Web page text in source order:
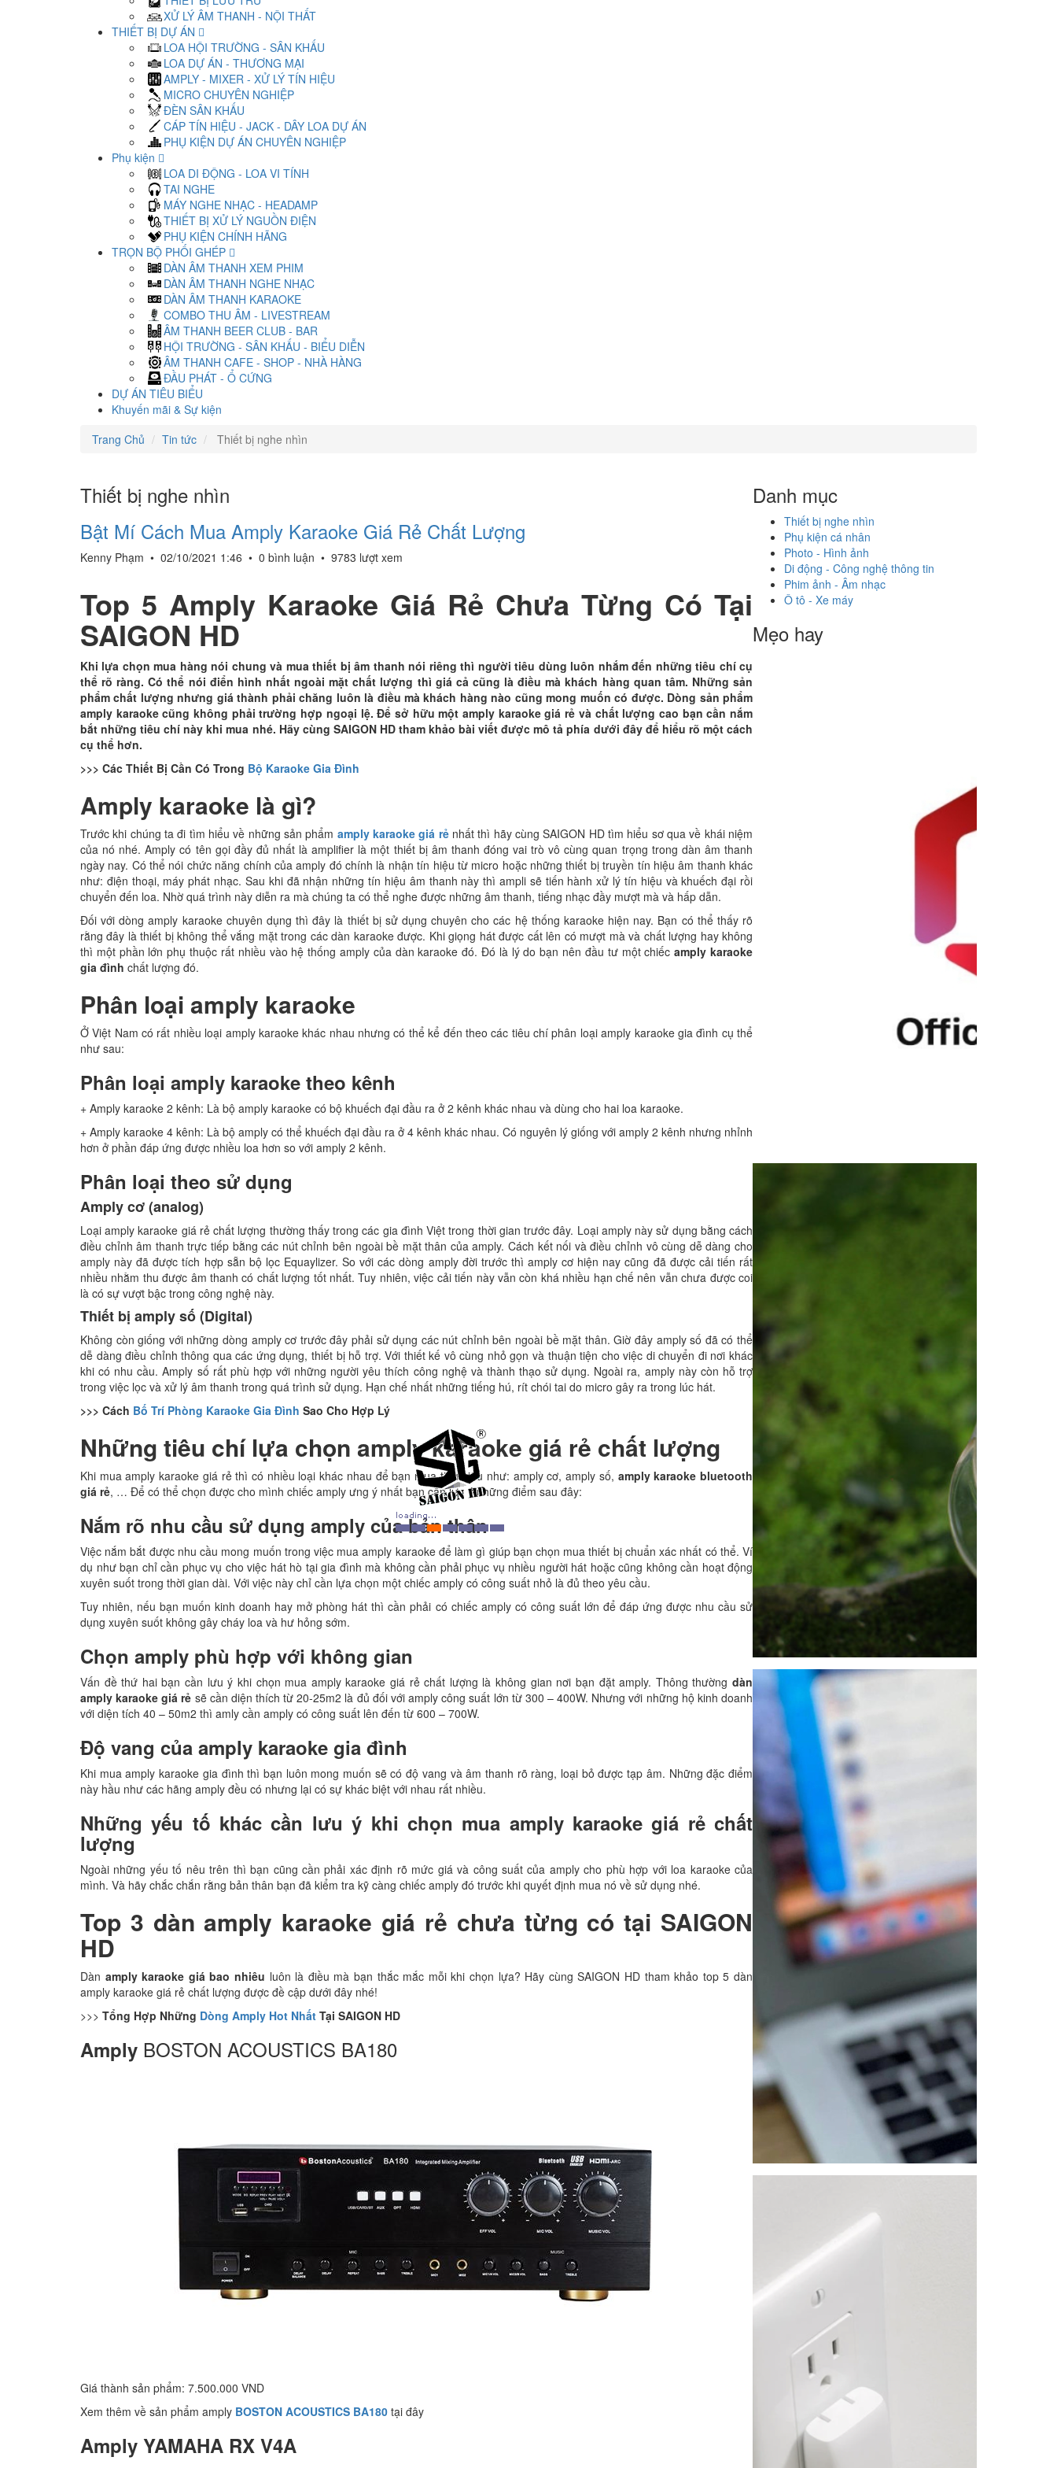
XỬ LÝ ÂM THANH - NỘI THẤT
THIẾT BỊ DỰ ÁN
LOA HỘI TRƯỜNG - SÂN KHẤU
LOA DỰ ÁN - THƯƠNG MẠI
AMPLY - MIXER - XỬ LÝ TÍN HIỆU
MICRO CHUYÊN NGHIỆP
ĐÈN SÂN KHẤU
CÁP TÍN HIỆU - JACK - DÂY LOA DỰ ÁN
PHỤ KIỆN DỰ ÁN CHUYÊN NGHIỆP
Phụ kiện
LOA DI ĐỘNG - LOA VI TÍNH
TAI NGHE
MÁY NGHE NHẠC - HEADAMP
THIẾT BỊ XỬ LÝ NGUỒN ĐIỆN
PHỤ KIỆN CHÍNH HÃNG
TRỌN BỘ PHỐI GHÉP
DÀN ÂM THANH XEM PHIM
DÀN ÂM THANH NGHE NHẠC
DÀN ÂM THANH KARAOKE
COMBO THU ÂM - LIVESTREAM
ÂM THANH BEER CLUB - BAR
HỘI TRƯỜNG - SÂN KHẤU - BIỂU DIỄN
ÂM THANH CAFE - SHOP - NHÀ HÀNG
ĐẦU PHÁT - Ổ CỨNG
DỰ ÁN TIÊU BIỂU
Khuyến mãi & Sự kiện
Trang Chủ
Tin tức Thiết bị nghe nhìn
Thiết bị nghe nhìn
Bật Mí Cách Mua Amply Karaoke Giá Rẻ Chất Lượng
Kenny Phạm • 02/10/2021 1:46 • 0 bình luận • 9783 lượt xem
Top 5 Amply Karaoke Giá Rẻ Chưa Từng Có Tại
SAIGON HD
Khi lựa chọn mua hàng nói chung và mua thiết bị âm thanh nói riêng thì người tiêu dùng luôn nhắm đến những tiêu chí cụ
thể rõ ràng. Có thể nói điển hình nhất ngoài mặt chất lượng thì giá cả cũng là điều mà khách hàng quan tâm. Những sản
phẩm chất lượng nhưng giá thành phải chăng luôn là điều mà khách hàng nào cũng mong muốn có được. Dòng sản phẩm
amply karaoke cũng không phải trường hợp ngoại lệ. Để sở hữu một amply karaoke giá rẻ và chất lượng cao bạn cần nắm
bắt những tiêu chí này khi mua nhé. Hãy cùng SAIGON HD tham khảo bài viết được mô tả phía dưới đây để hiểu rõ một cách
cụ thể hơn.
>>> Các Thiết Bị Cần Có Trong Bộ Karaoke Gia Đình
Amply karaoke là gì?
Trước khi chúng ta đi tìm hiểu về những sản phẩm amply karaoke giá rẻnhất thì hãy cùng SAIGON HD tìm hiểu sơ qua về khái niệm
của nó nhé. Amply có tên gọi đầy đủ nhất là amplifier là một thiết bị âm thanh đóng vai trò vô cùng quan trọng trong dàn âm thanh
ngày nay. Có thể nói chức năng chính của amply đó chính là nhận tín hiệu từ micro hoặc những thiết bị truyền tín hiệu âm thanh khác
như: điện thoại, máy phát nhạc. Sau khi đã nhận những tín hiệu âm thanh này thì ampli sẽ tiến hành xử lý tín hiệu và khuếch đại rồi
chuyển đến loa. Nhờ quá trình này diễn ra mà chúng ta có thể nghe được những âm thanh, tiếng nhạc đầy mượt mà và hấp dẫn.
Đối với dòng amply karaoke chuyên dụng thì đây là thiết bị sử dụng chuyên cho các hệ thống karaoke hiện nay. Bạn có thể thấy rõ
rằng đây là thiết bị không thể vắng mặt trong các dàn karaoke được. Khi giọng hát được cất lên có mượt mà và chất lượng hay không
thì một phần lớn phụ thuộc rất nhiều vào hệ thống amply của dàn karaoke đó. Đó là lý do bạn nên đầu tư một chiếcamply karaoke
gia đình chất lượng đó.
Phân loại amply karaoke
Ở Việt Nam có rất nhiều loại amply karaoke khác nhau nhưng có thể kể đến theo các tiêu chí phân loại amply karaoke gia đình cụ thể
như sau:
Phân loại amply karaoke theo kênh
+ Amply karaoke 2 kênh: Là bộ amply karaoke có bộ khuếch đại đầu ra ở 2 kênh khác nhau và dùng cho hai loa karaoke.
+ Amply karaoke 4 kênh: Là bộ amply có thể khuếch đại đầu ra ở 4 kênh khác nhau. Có nguyên lý giống với amply 2 kênh nhưng nhỉnh
hơn ở phần đáp ứng được nhiều loa hơn so với amply 2 kênh.
Phân loại theo sử dụng
Amply cơ (analog)
Loại amply karaoke giá rẻ chất lượng thường thấy trong các gia đình Việt trong thời gian trước đây. Loại amply này sử dụng bằng cách
điều chỉnh âm thanh trực tiếp bằng các nút chỉnh bên ngoài bề mặt thân của amply. Cách kết nối và điều chỉnh vô cùng dễ dàng cho
amply này đã được tích hợp sẵn bộ lọc Equaylizer. So với các dòng amply đời trước thì amply cơ hiện nay cũng đã được cải tiến rất
nhiều nhằm thu được âm thanh có chất lượng tốt nhất. Tuy nhiên, việc cải tiến này vẫn còn khá nhiều hạn chế nên vẫn chưa được coi
là có sự vượt bậc trong công nghệ này.
Thiết bị amply số (Digital)
Không còn giống với những dòng amply cơ trước đây phải sử dụng các nút chỉnh bên ngoài bề mặt thân. Giờ đây amply số đã có thể
dễ dàng điều chỉnh thông qua các ứng dụng, thiết bị hỗ trợ. Với thiết kế vô cùng nhỏ gọn và thuận tiện cho việc di chuyển đi nơi khác
khi có nhu cầu. Amply số rất phù hợp với những người yêu thích công nghệ và thành thạo sử dụng. Ngoài ra, amply này còn hỗ trợ
trong việc lọc và xử lý âm thanh trong quá trình sử dụng. Hạn chế nhất những tiếng hú, rít chói tai do micro gây ra trong lúc hát.
>>> Cách Bố Trí Phòng Karaoke Gia Đình Sao Cho Hợp Lý
Những tiêu chí lựa chọn amply karaoke giá rẻ chất lượng
Khi mua amply karaoke giá rẻ thì có nhiều loại khác nhau để bạn mua tiêu biểu như: amply cơ, amply số, amply karaoke bluetooth
giá rẻ, … Để có thể chọn được cho mình chiếc amply ưng ý nhất bạn cần lưu ý những điểm sau đây:
Nắm rõ nhu cầu sử dụng amply của bản thân
Việc nắm bắt được nhu cầu mong muốn trong việc mua amply karaoke để làm gì giúp bạn chọn mua thiết bị chuẩn xác nhất có thể. Ví
dụ như bạn chỉ cần phục vụ cho việc hát hò tại gia đình mà không cần phải phục vụ nhiều người hát hoặc cũng không cần hoạt động
xuyên suốt trong thời gian dài. Với việc này chỉ cần lựa chọn một chiếc amply có công suất nhỏ là đủ theo yêu cầu.
Tuy nhiên, nếu bạn muốn kinh doanh hay mở phòng hát thì cần phải có chiếc amply có công suất lớn để đáp ứng được nhu cầu sử
dụng xuyên suốt không gây cháy loa và hư hỏng sớm.
Chọn amply phù hợp với không gian
Vấn đề thứ hai bạn cần lưu ý khi chọn mua amply karaoke giá rẻ chất lượng là không gian nơi bạn đặt amply. Thông thường dàn
amply karaoke giá rẻ sẽ cần diện thích từ 20-25m2 là đủ đối với amply công suất lớn từ 300 – 400W. Nhưng với những hộ kinh doanh
với diện tích 40 – 50m2 thì amly cần amply có công suất lên đến từ 600 – 700W.
Độ vang của amply karaoke gia đình
Khi mua amply karaoke gia đình thì bạn luôn mong muốn sẽ có độ vang và âm thanh rõ ràng, loại bỏ được tạp âm. Những đặc điểm
này hầu như các hãng amply đều có nhưng lại có sự khác biệt với nhau rất nhiều.
Những yếu tố khác cần lưu ý khi chọn mua amply karaoke giá rẻ chất
lượng
Ngoài những yếu tố nêu trên thì bạn cũng cần phải xác định rõ mức giá và công suất của amply cho phù hợp với loa karaoke của
mình. Và hãy chắc chắn rằng bản thân bạn đã kiểm tra kỹ càng chiếc amply đó trước khi quyết định mua nó về sử dụng nhé.
Top 3 dàn amply karaoke giá rẻ chưa từng có tại SAIGON
HD
Dàn amply karaoke giá bao nhiêu luôn là điều mà bạn thắc mắc mỗi khi chọn lựa? Hãy cùng SAIGON HD tham khảo top 5 dàn
amply karaoke giá rẻ chất lượng được đề cập dưới đây nhé!
>>> Tổng Hợp Những Dòng Amply Hot Nhất Tại SAIGON HD
Amply BOSTON ACOUSTICS BA180
Giá thành sản phẩm: 7.500.000 VND
Xem thêm về sản phẩm amply BOSTON ACOUSTICS BA180 tại đây
Amply YAMAHA RX V4A
Danh mục
Thiết bị nghe nhìn
Phụ kiện cá nhân
Photo - Hình ảnh
Di động - Công nghệ thông tin
Phim ảnh - Âm nhạc
Ô tô - Xe máy
Mẹo hay